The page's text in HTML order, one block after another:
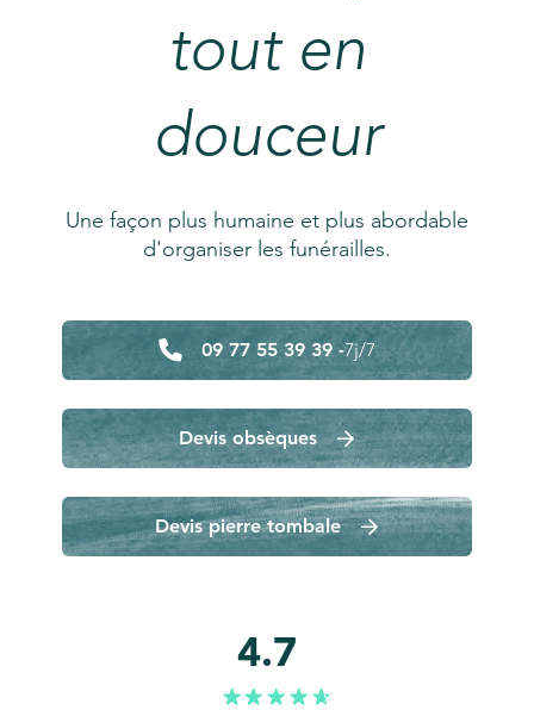
tout en
douceur
Une façon plus humaine et plus abordable
d'organiser les funérailles.
09 77 55 39 39 -7j/7
Devis obsèques
Devis pierre tombale
4.7